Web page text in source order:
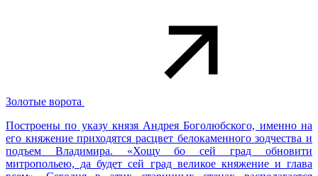
Золотые ворота
Построены по указу князя Андрея Боголюбского, именно на
его княжение приходятся расцвет белокаменного зодчества и
подъем Владимира. «Хощу бо сей град обновити
митропольею, да будет сей град великое княжение и глава